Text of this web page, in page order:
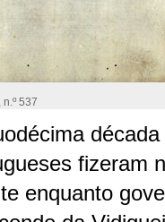
537
fizeram
enquanto